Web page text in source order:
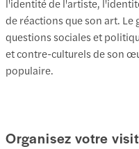
l'identité de l'artiste,
de réactions que son art.
questions sociales et
et contre-culturels de son
populaire.
Organisez votre